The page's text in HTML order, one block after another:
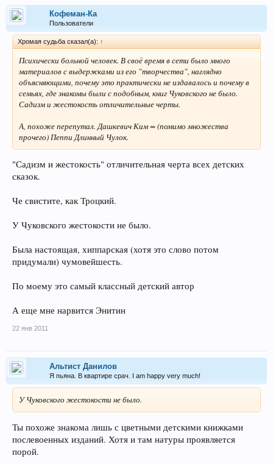
Кофеман-Ка
Пользователи
Хромая судьба сказал(а): ↑
Психически больной человек. В своё время в сети было много
материалов с выдержками из его "творчества", наглядно
объясняющими, почему это практически не издавалось и почему в
семьях, где знакомы были с подобным, книг Чуковского не было.
Садизм и жестокость отличительные черты.
А, похоже перепутал. Дашкевич Ким = (помимо множества
прочего) Пеппи Длинный Чулок.
"Садизм и жестокость" отличительная черта всех детских
сказок.
Че свистите, как Троцкий.
У Чуковского жестокости не было.
Была настоящая, хиппарская (хотя это слово потом
придумали) чумовейшесть.
По моему это самый классный детский автор
А еще мне нарвится Энитин
22 янв 2011
Альтист Данилов
Я пьяна. В квартире срач. I am happy very much!
У Чуковского жестокости не было.
Ты похоже знакома лишь с цветными детскими книжками
послевоенных изданий. Хотя и там натуры проявляется
порой.